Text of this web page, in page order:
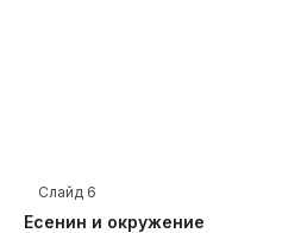
Есенин и окружение
Слайд 6